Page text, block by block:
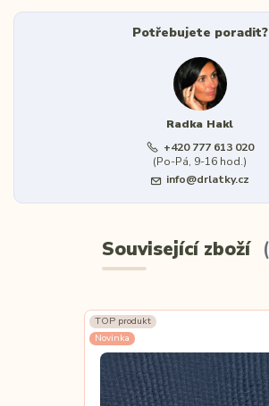
Potřebujete poradit?
Radka Hakl
+420 777 613 020
(Po-Pá, 9-16 hod.)
info@drlatky.cz
Související zboží
TOP produkt
Novinka